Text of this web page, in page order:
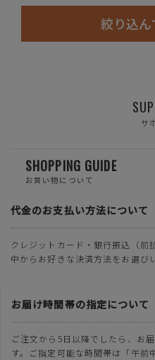
絞り込
サ
SHOPPING GUIDE
お買い物について
代金のお支払い方法について
クレジットカード・銀行振込（
中からお好きな決済方法をお選び
お届け時間帯の指定について
ご注文から5日以降でしたら、お
す。ご指定可能な時間帯は「午前